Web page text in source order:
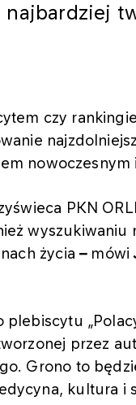
czy
nowoczesnym
PKN
wyszukiwaniu
życia – mówi
przez
Grono to
kultura i